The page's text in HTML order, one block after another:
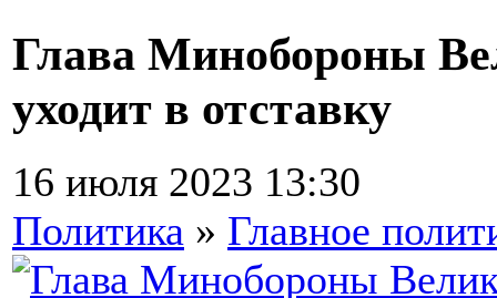
Глава Минобороны
уходит в отставку
16 июля 2023 13:30
Политика » Главное